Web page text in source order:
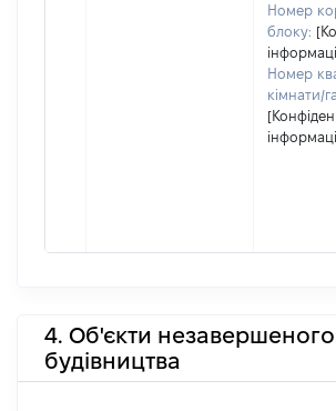
Номер
блоку:
Номер
кімнати/
4. Об'єкти незавершеного
будівництва